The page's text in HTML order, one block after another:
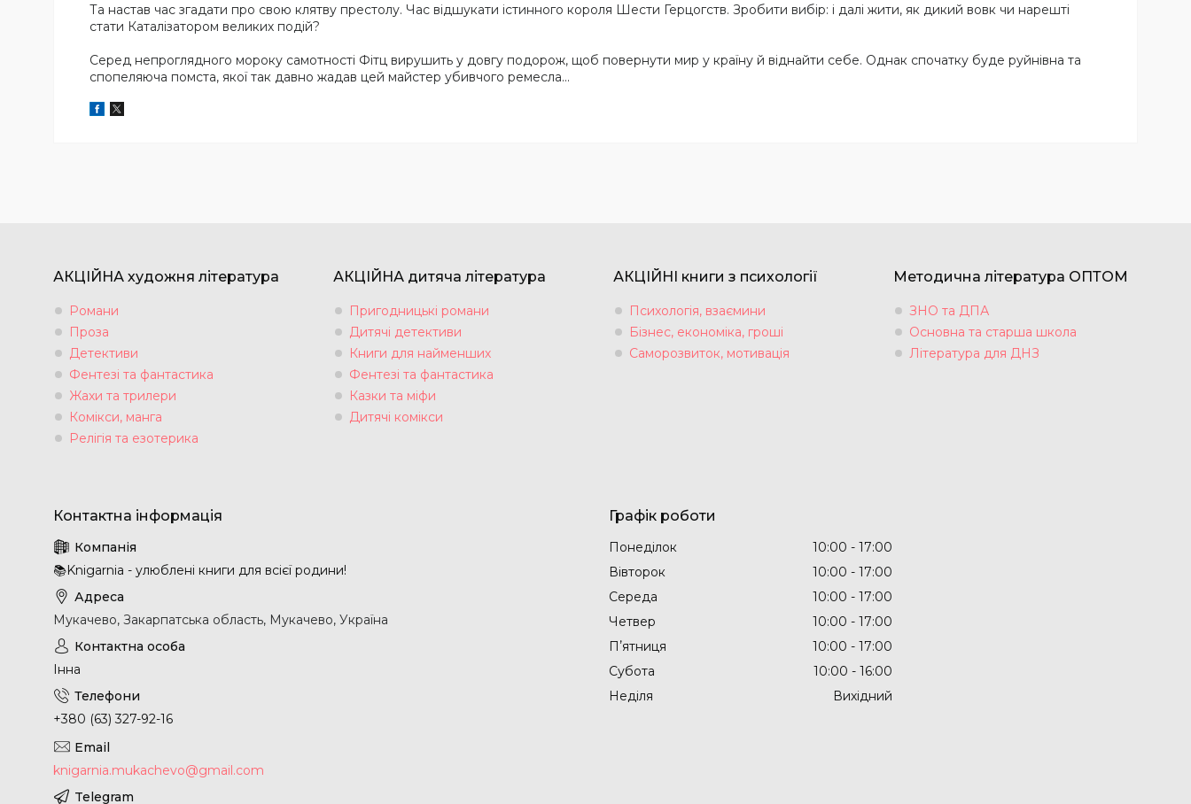
Та настав час згадати про свою клятву престолу. Час відшукати істинного короля Шести Герцогств. Зробити вибір: і далі жити, як дикий вовк чи нарешті
стати Каталізатором великих подій?
Серед непроглядного мороку самотності Фітц вирушить у довгу подорож, щоб повернути мир у країну й віднайти себе. Однак спочатку буде руйнівна та
спопеляюча помста, якої так давно жадав цей майстер убивчого ремесла...
АКЦІЙНА художня література
Романи
Проза
Детективи
Фентезі та фантастика
Жахи та трилери
Комікси, манга
Релігія та езотерика
АКЦІЙНА дитяча література
Пригодницькі романи
Дитячі детективи
Книги для найменших
Фентезі та фантастика
Казки та міфи
Дитячі комікси
АКЦІЙНІ книги з психології
Психологія, взаємини
Бізнес, економіка, гроші
Саморозвиток, мотивація
Методична література ОПТОМ
ЗНО та ДПА
Основна та старша школа
Література для ДНЗ
📚Knigarnia - улюблені книги для всієї родини!
Мукачево, Закарпатська область, Мукачево, Україна
Інна
+380 (63) 327-92-16
knigarnia.mukachevo@gmail.com
Графік роботи
Понеділок 10:00
17:00
Вівторок
10:00
17:00
Середа
10:00
17:00
Четвер
10:00
17:00
Пʼятниця
10:00
17:00
Субота
10:00
16:00
Неділя
Вихідний